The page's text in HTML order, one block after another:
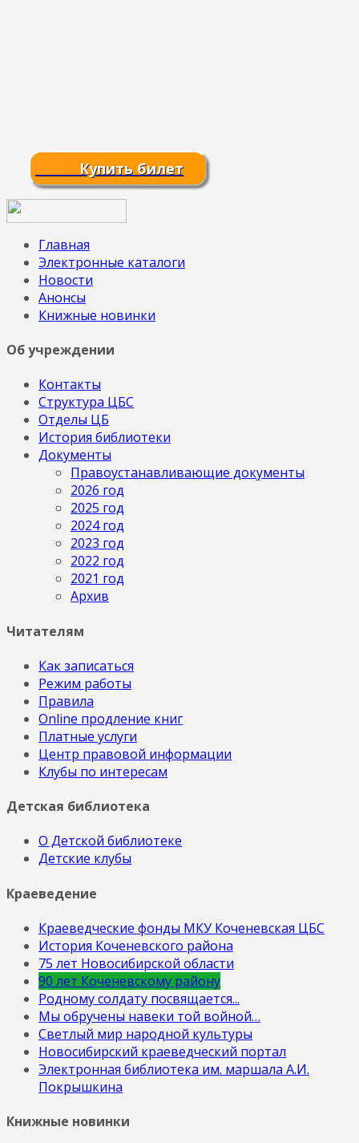
Купить билет
Главная
Электронные каталоги
Новости
Анонсы
Книжные новинки
Об учреждении
Контакты
Структура ЦБС
Отделы ЦБ
История библиотеки
Документы
Правоустанавливающие документы
2026 год
2025 год
2024 год
2023 год
2022 год
2021 год
Архив
Читателям
Как записаться
Режим работы
Правила
Online продление книг
Платные услуги
Центр правовой информации
Клубы по интересам
Детская библиотека
О Детской библиотеке
Детские клубы
Краеведение
Краеведческие фонды МКУ Коченевская ЦБС
История Коченевского района
75 лет Новосибирской области
90 лет Коченевскому району
Родному солдату посвящается...
Мы обручены навеки той войной…
Светлый мир народной культуры
Новосибирский краеведческий портал
Электронная библиотека им. маршала А.И.
Покрышкина
Книжные новинки